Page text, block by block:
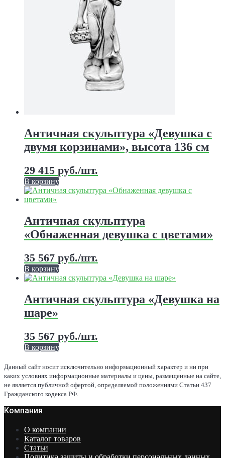
Античная скульптура «Девушка с
двумя корзинами», высота 136 см
29 415 руб./шт.
В корзину
Этот
товар
несколько
вариаций.
Опции
выбрать
на
странице
товара.
Античная скульптура
«Обнаженная девушка с цветами»
35 567 руб./шт.
В корзину
Этот
имеет
несколько
вариаций.
можно
выбрать
на
товара.
Античная скульптура «Девушка на
шаре»
35 567 руб./шт.
В корзину
товар
имеет
несколько
вариаций.
можно
на
странице
товара.
Данный сайт носит исключительно информационный характер и ни при
каких условиях информационные материалы и цены, размещенные на сайте,
не является публичной офертой, определяемой положениями Статьи 437
Гражданского кодекса РФ.
Компания
О компании
Каталог товаров
Статьи